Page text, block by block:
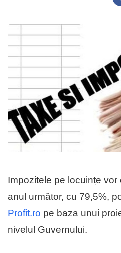
Impozitele pe locuințe
anul următor, cu 79,5%,
Profit.ro pe baza unui
nivelul Guvernului.